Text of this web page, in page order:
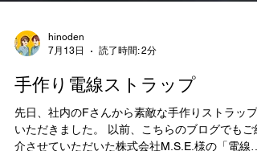
7月13日
読了時間: 2分
手作り電線ストラップ
先日、社内のFさんから素敵な手作りストラップ